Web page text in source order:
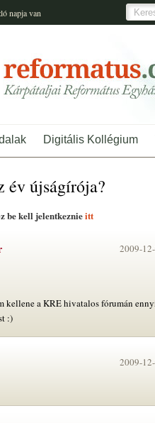
napja van
Digitális Kollégium
év újságírója?
be kell jelentkeznieitt
2009-
kellene a KRE hivatalos fórumán
:)
2009-